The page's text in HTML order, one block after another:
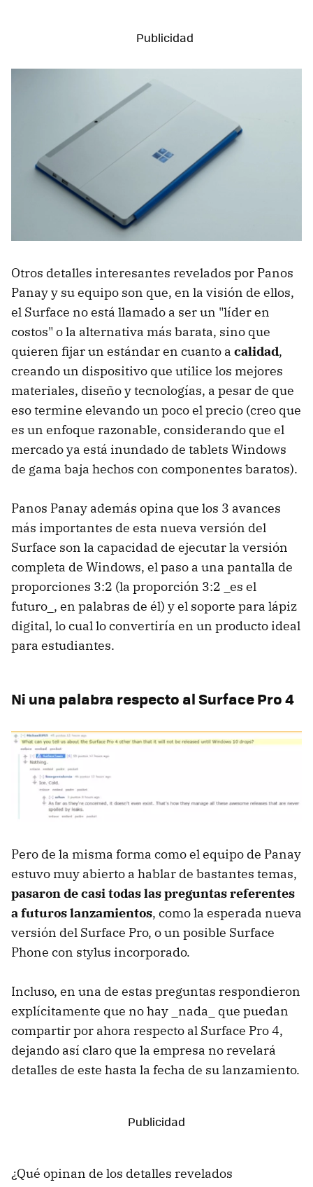
Otros detalles interesantes revelados por Panos
Panay y su equipo son que, en la visión de ellos,
el Surface no está llamado a ser un "líder en
costos" o la alternativa más barata, sino que
quieren fijar un estándar en cuanto a calidad,
creando un dispositivo que utilice los mejores
materiales, diseño y tecnologías, a pesar de que
eso termine elevando un poco el precio (creo que
es un enfoque razonable, considerando que el
mercado ya está inundado de tablets Windows
de gama baja hechos con componentes baratos).
Panos Panay además opina que los 3 avances
más importantes de esta nueva versión del
Surface son la capacidad de ejecutar la versión
completa de Windows, el paso a una pantalla de
proporciones 3:2 (la proporción 3:2 _es el
futuro_, en palabras de él) y el soporte para lápiz
digital, lo cual lo convertiría en un producto ideal
para estudiantes.
Ni una palabra respecto al Surface Pro 4
Pero de la misma forma como el equipo de Panay
estuvo muy abierto a hablar de bastantes temas,
pasaron de casi todas las preguntas referentes
a futuros lanzamientos, como la esperada nueva
versión del Surface Pro, o un posible Surface
Phone con stylus incorporado.
Incluso, en una de estas preguntas respondieron
explícitamente que no hay _nada_ que puedan
compartir por ahora respecto al Surface Pro 4,
dejando así claro que la empresa no revelará
detalles de este hasta la fecha de su lanzamiento.
¿Qué opinan de los detalles revelados